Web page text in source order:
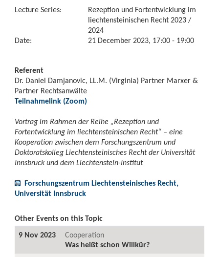
Lecture Series:
Rezeption und Fortentwicklung im
liechtensteinischen Recht 2023 /
2024
Date:
21 December 2023, 17:00 - 19:00
Referent
Dr. Daniel Damjanovic, LL.M. (Virginia) Partner Marxer &
Partner Rechtsanwälte
Teilnahmelink (Zoom)
Vortrag im Rahmen der Reihe „Rezeption und
Fortentwicklung im liechtensteinischen Recht“ – eine
Kooperation zwischen dem Forschungszentrum und
Doktoratskolleg Liechtensteinisches Recht der Universität
Innsbruck und dem Liechtenstein-Institut
Forschungszentrum Liechtensteinisches Recht,
Universität Innsbruck
Other Events on this Topic
9 Nov 2023
Cooperation
Was heißt schon Willkür?